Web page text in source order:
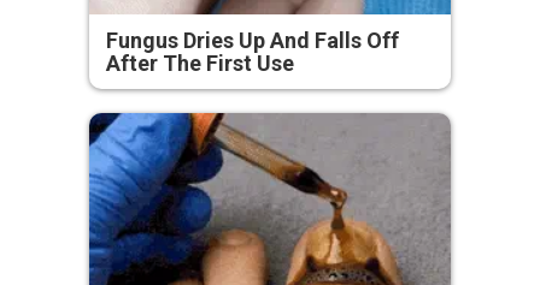
Fungus Dries Up And Falls Off
After The First Use